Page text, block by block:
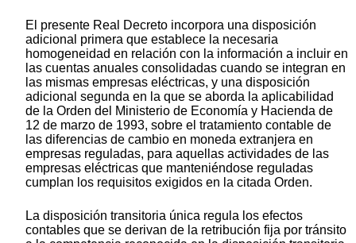
El presente Real Decreto incorpora una disposición
adicional primera que establece la necesaria
homogeneidad en relación con la información a incluir en
las cuentas anuales consolidadas cuando se integran en
las mismas empresas eléctricas, y una disposición
adicional segunda en la que se aborda la aplicabilidad
de la Orden del Ministerio de Economía y Hacienda de
12 de marzo de 1993, sobre el tratamiento contable de
las diferencias de cambio en moneda extranjera en
empresas reguladas, para aquellas actividades de las
empresas eléctricas que manteniéndose reguladas
cumplan los requisitos exigidos en la citada Orden.
La disposición transitoria única regula los efectos
contables que se derivan de la retribución fija por tránsito